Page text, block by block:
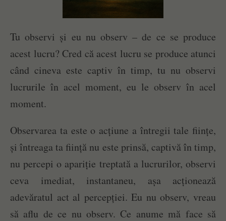
Tu observi și eu nu observ – de ce se produce
acest lucru? Cred că acest lucru se produce atunci
când cineva este captiv în timp, tu nu observi
lucrurile în acel moment, eu le observ în acel
moment.
Observarea ta este o acțiune a întregii tale ființe,
și întreaga ta ființă nu este prinsă, captivă în timp,
nu percepi o apariție treptată a lucrurilor, observi
ceva imediat, instantaneu, așa acționează
adevăratul act al percepției. Eu nu observ, vreau
să aflu de ce nu observ. Ce anume mă face să